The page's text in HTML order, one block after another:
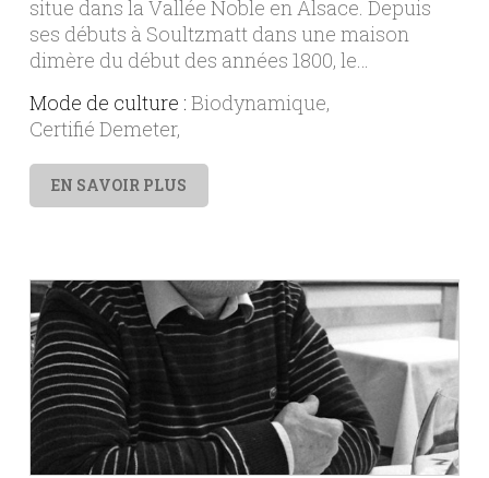
situe dans la Vallée Noble en Alsace. Depuis
ses débuts à Soultzmatt dans une maison
dimère du début des années 1800, le…
Mode de culture : Biodynamique
Certifié Demeter
EN SAVOIR PLUS